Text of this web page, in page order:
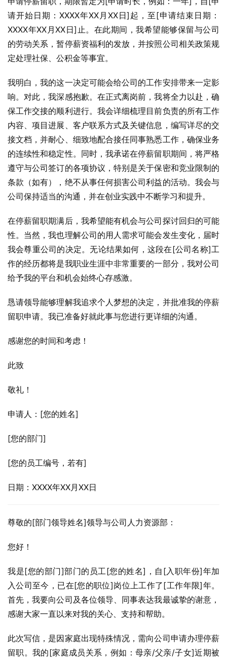
请开始日期：XXXX年XX月XX日]起，至[申请结束日期：
XXXX年XX月XX日]止。在此期间，我希望能够保留与公司
的劳动关系，暂停薪资福利的发放，并按照公司相关政策规
定处理社保、公积金等事宜。
我明白，我的这一决定可能会给公司的工作安排带来一定影
响。对此，我深感抱歉。在正式离岗前，我将全力以赴，确
保工作交接的顺利进行。我会详细梳理目前负责的所有工作
内容、项目进展、客户联系方式及关键信息，编写详尽的交
接文档，并耐心、细致地配合接任同事熟悉工作，确保业务
的连续性和稳定性。同时，我承诺在停薪留职期间，将严格
遵守与公司签订的各项协议，特别是关于保密和竞业限制的
条款（如有），绝不从事任何损害公司利益的活动。我会与
公司保持适当的沟通，并在创业实践中不断学习和提升。
在停薪留职期满后，我希望能有机会与公司探讨回归的可能
性。当然，我也理解公司的用人需求可能会发生变化，届时
我会尊重公司的决定。无论结果如何，这段在[公司名称]工
作的经历都将是我职业生涯中非常重要的一部分，我对公司
给予我的平台和机会始终心存感激。
恳请领导能够理解我追求个人梦想的决定，并批准我的停薪
留职申请。我已准备好就此事与您进行更详细的沟通。
感谢您的时间和考虑！
此致
敬礼！
申请人：[您的姓名]
[您的部门]
[您的员工编号，若有]
日期：XXXX年XX月XX日
尊敬的[部门领导姓名]领导与公司人力资源部：
您好！
我是[您的部门]部门的员工[您的姓名]，自[入职年份]年加
入公司至今，已在[您的职位]岗位上工作了[工作年限]年。
首先，我要向公司及各位领导、同事表达我最诚挚的谢意，
感谢大家一直以来对我的关心、支持和帮助。
此次写信，是因家庭出现特殊情况，需向公司申请办理停薪
留职。我的[家庭成员关系，例如：母亲/父亲/子女]近期被